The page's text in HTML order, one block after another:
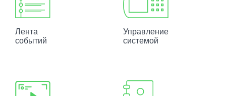
Лента
событий
Управление
системой